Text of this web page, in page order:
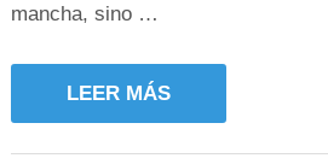
mancha, sino …
LEER MÁS